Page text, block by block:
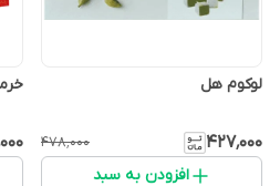
لوکوم هل
۴۲۷٬۰۰۰ ۴۷۸٬۰۰۰
افزودن به سبد